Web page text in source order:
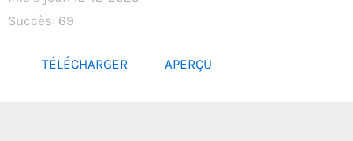
Succès: 69
TÉLÉCHARGER APERÇU